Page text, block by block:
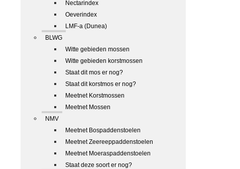
Nectarindex
Oeverindex
LMF-a (Dunea)
BLWG
Witte gebieden mossen
Witte gebieden korstmossen
Staat dit mos er nog?
Staat dit korstmos er nog?
Meetnet Korstmossen
Meetnet Mossen
NMV
Meetnet Bospaddenstoelen
Meetnet Zeereeppaddenstoelen
Meetnet Moeraspaddenstoelen
Staat deze soort er nog?